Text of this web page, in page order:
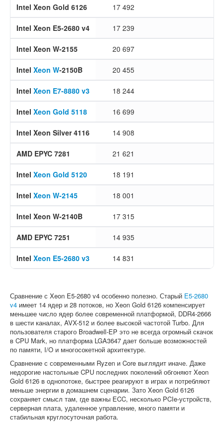
Intel Xeon Gold 6126 17 492
Intel Xeon E5-2680 v4 17 239
Intel Xeon W-2155 20 697
Intel Xeon W-2150B 20 455
Intel Xeon E7-8880 v3 18 244
Intel Xeon Gold 5118 16 699
Intel Xeon Silver 4116 14 908
AMD EPYC 7281 21 621
Intel Xeon Gold 5120 18 191
Intel Xeon W-2145 18 001
Intel Xeon W-2140B 17 315
AMD EPYC 7251 14 935
Intel Xeon E5-2680 v3 14 831
Сравнение с Xeon E5-2680 v4 особенно полезно. Старый E5-2680
v4 имеет 14 ядер и 28 потоков, но Xeon Gold 6126 компенсирует
меньшее число ядер более современной платформой, DDR4-2666
в шести каналах, AVX-512 и более высокой частотой Turbo. Для
пользователя старого Broadwell-EP это не всегда огромный скачок
в CPU Mark, но платформа LGA3647 дает больше возможностей
по памяти, I/O и многосокетной архитектуре.
Сравнение с современными Ryzen и Core выглядит иначе. Даже
недорогие настольные CPU последних поколений обгоняют Xeon
Gold 6126 в однопотоке, быстрее реагируют в играх и потребляют
меньше энергии в домашнем сценарии. Зато Xeon Gold 6126
сохраняет смысл там, где важны ECC, несколько PCIe-устройств,
серверная плата, удаленное управление, много памяти и
стабильная круглосуточная работа.